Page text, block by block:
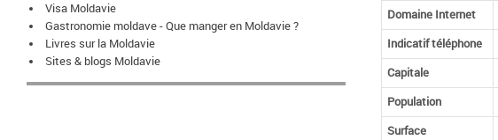
Visa Moldavie
Gastronomie moldave - Que manger en Moldavie ?
Livres sur la Moldavie
Sites & blogs Moldavie
Domaine Internet
Indicatif téléphone
Capitale
Population
Surface